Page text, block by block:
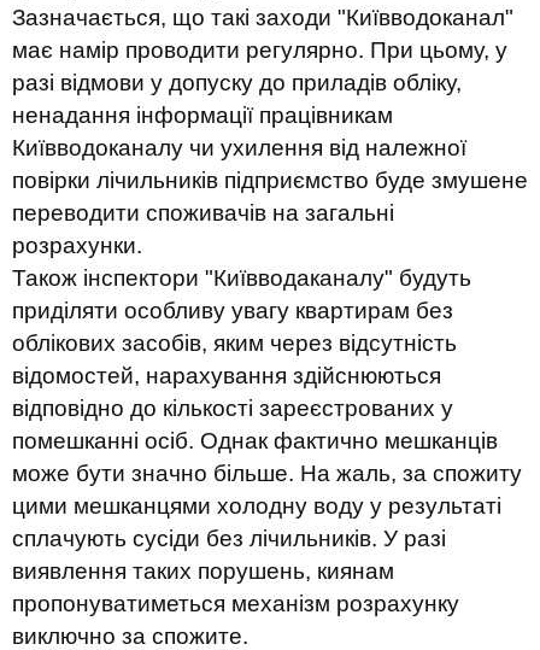
Зазначається, що такі заходи "Київводоканал"
має намір проводити регулярно. При цьому, у
разі відмови у допуску до приладів обліку,
ненадання інформації працівникам
Київводоканалу чи ухилення від належної
повірки лічильників підприємство буде змушене
переводити споживачів на загальні
розрахунки.
Також інспектори "Київводаканалу" будуть
приділяти особливу увагу квартирам без
облікових засобів, яким через відсутність
відомостей, нарахування здійснюються
відповідно до кількості зареєстрованих у
помешканні осіб. Однак фактично мешканців
може бути значно більше. На жаль, за спожиту
цими мешканцями холодну воду у результаті
сплачують сусіди без лічильників. У разі
виявлення таких порушень, киянам
пропонуватиметься механізм розрахунку
виключно за спожите.